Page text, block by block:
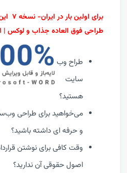
طراحی فوق العاده جذاب و لوکس |
طراح وب
سایت
هستید؟
می‌خواهید برای طراحی
و حرفه ای داشته باشید؟
وقت کافی برای نوشتن
اصول حقوقی آن ندارید؟